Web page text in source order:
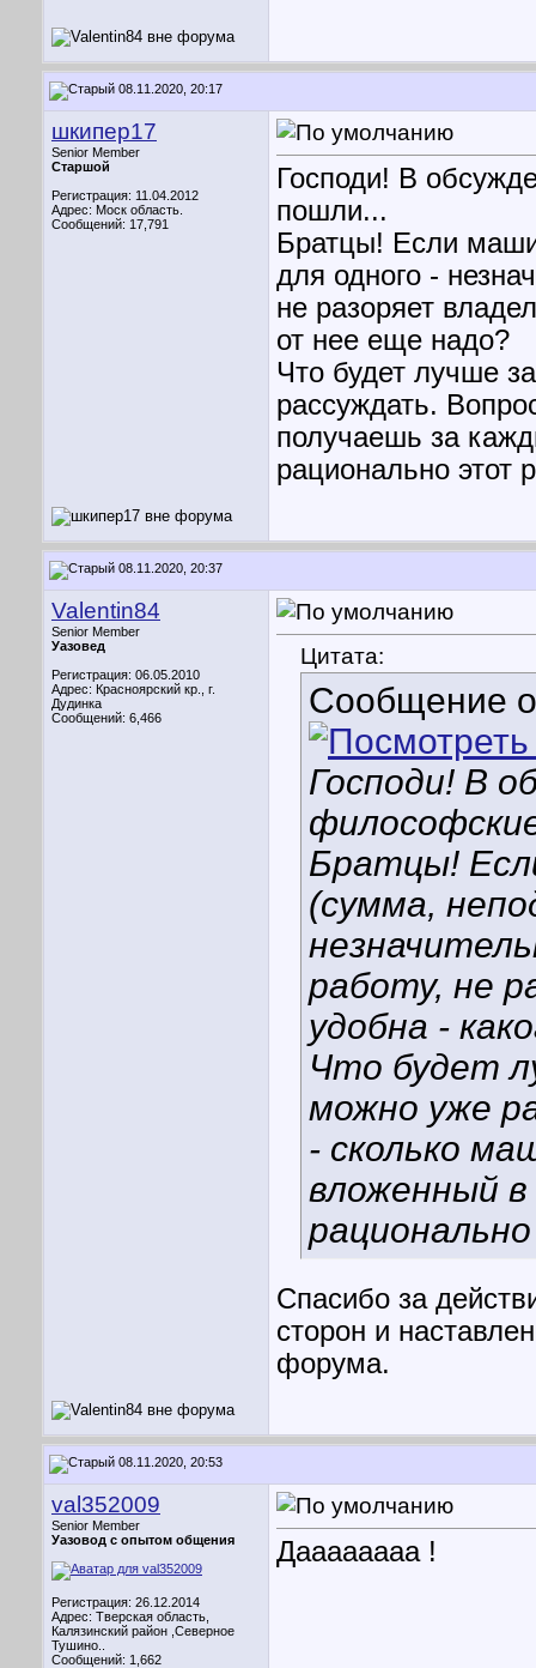
08.11.2020, 20:17
шкипер17
Senior Member
Старшой
Регистрация: 11.04.2012
Адрес: Моск область.
Сообщений: 17,791
Господи! В
пошли...
Братцы! Если
для одного -
не разоряет
от нее еще надо?
Что будет лучше
рассуждать.
получаешь за
рационально этот
08.11.2020, 20:37
Valentin84
Senior Member
Уазовед
Регистрация: 06.05.2010
Адрес: Красноярский кр., г.
Дудинка
Сообщений: 6,466
Цитата:
Сообщение
Господи! В
Братцы!
(сумма,
работу, не
удобна -
Что будет
можно уже
- сколько
вложенный в
Спасибо за
сторон и
форума.
08.11.2020, 20:53
val352009
Senior Member
Уазовод с опытом общения
Регистрация: 26.12.2014
Адрес: Тверская область,
Калязинский район ,Северное
Тушино..
Сообщений: 1,662
Даааааааа !